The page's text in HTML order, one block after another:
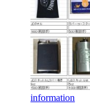
information